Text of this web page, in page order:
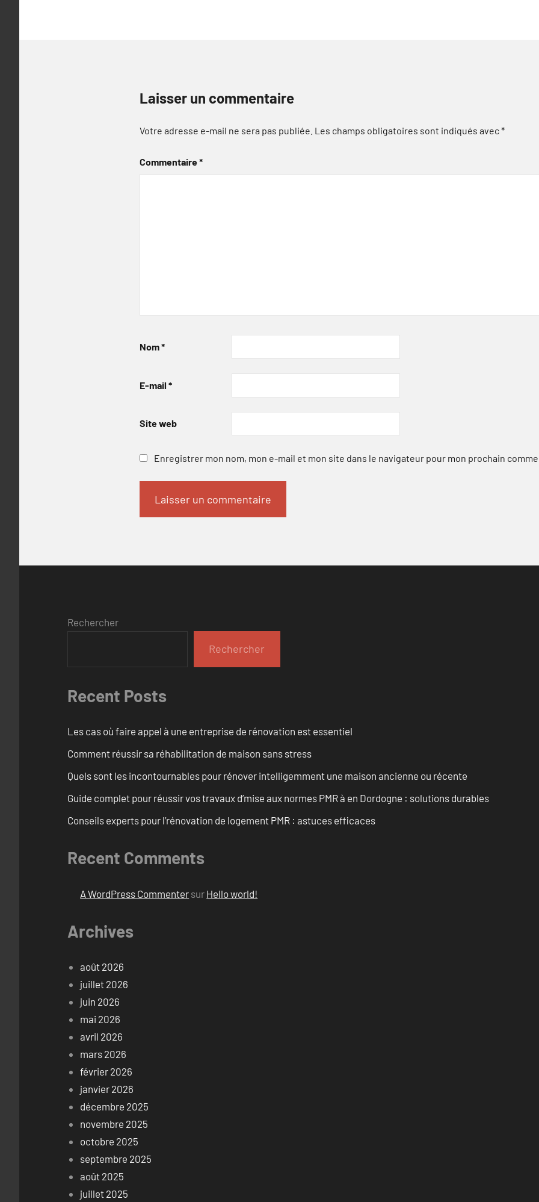
Laisser un commentaire
Votre adresse e-mail ne sera pas publiée. Les champs obligatoires sont indiqués avec*
Commentaire*
Nom*
E-mail *
Site web
Enregistrer mon nom, mon e-mail et mon site dans le navigateur pour mon prochain
Rechercher
Rechercher
Recent Posts
Les cas où faire appel à une entreprise de rénovation est essentiel
Comment réussir sa réhabilitation de maison sans stress
Quels sont les incontournables pour rénover intelligemment une maison ancienne ou récente
Guide complet pour réussir vos travaux d’mise aux normes PMR à en Dordogne : solutions durables
Conseils experts pour l’rénovation de logement PMR : astuces efficaces
Recent Comments
A WordPress Commenter sur Hello world!
Archives
août 2026
juillet 2026
juin 2026
mai 2026
avril 2026
mars 2026
février 2026
janvier 2026
décembre 2025
novembre 2025
octobre 2025
septembre 2025
août 2025
juillet 2025